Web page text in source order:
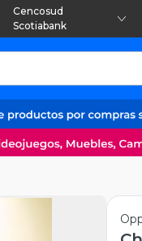
Cencosud
Scotiabank